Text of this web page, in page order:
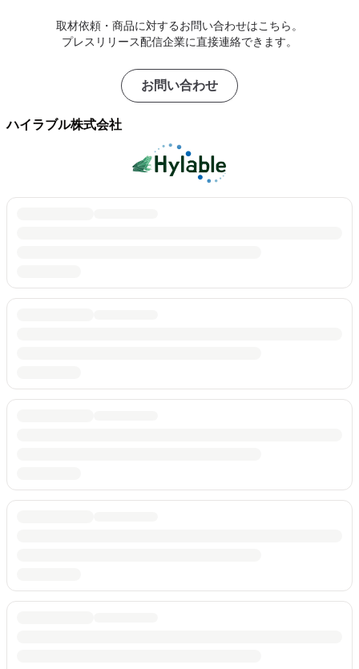
取材依頼・商品に対するお問い合わせはこちら。
プレスリリース配信企業に直接連絡できます。
お問い合わせ
ハイラブル株式会社